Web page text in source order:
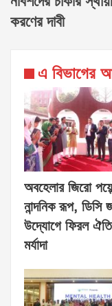
করণের দাবী
এ বিভাগের
অবহেলার জিরো
নান্দনিক রূপ, ডিসি
উদ্যোগে ফিরল
মর্যাদা